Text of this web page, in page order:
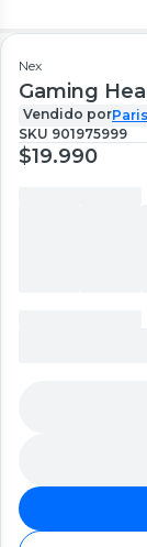
Nex
Gaming
Vendido porParis
SKU 901975999
$19.990